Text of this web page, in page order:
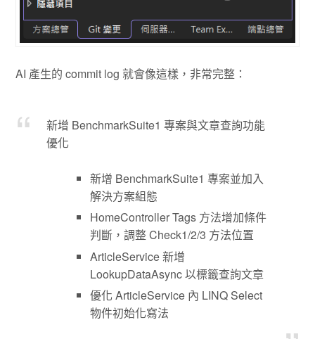
AI 產生的 commit log 就會像這樣，非常完整：
新增 BenchmarkSuite1 專案與文章查詢功能
優化
新增 BenchmarkSuite1 專案並加入
解決方案組態
HomeController Tags 方法增加條件
判斷，調整 Check1/2/3 方法位置
ArticleService 新增
LookupDataAsync 以標籤查詢文章
優化 ArticleService 內 LINQ Select
物件初始化寫法